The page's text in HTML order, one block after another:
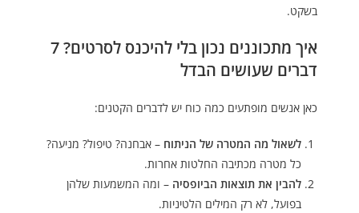
בשקט.
איך מתכוננים נכון בלי להיכנס לסרטים? 7
דברים שעושים הבדל
כאן אנשים מופתעים כמה כוח יש לדברים הקטנים:
לשאול מה המטרה של הניתוח – אבחנה? טיפול? מניעה?
כל מטרה מכתיבה החלטות אחרות.
להבין את תוצאות הביופסיה – ומה המשמעות שלהן
בפועל, לא רק המילים הלטיניות.